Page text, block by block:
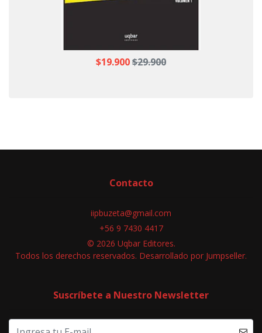
$19.900$29.900
Contacto
iipbuzeta@gmail.com
+56 9 7430 4417
© 2026 Uqbar Editores.
Todos los derechos reservados. Desarrollado por Jumpseller.
Suscríbete a Nuestro Newsletter